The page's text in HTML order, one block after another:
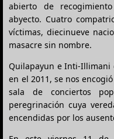
abierto de
abyecto. Cuatro
víctimas, diecinueve
masacre sin nombre.
Quilapayun e Inti-Illimani
en el 2011, se nos
sala de conciertos
peregrinación cuya
encendidas por los